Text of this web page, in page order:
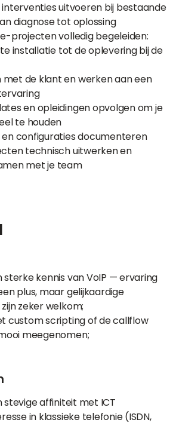
uitvoeren bij bestaande
diagnose tot oplossing
projecten volledig begeleiden:
installatie tot de oplevering bij de
met de klant en werken aan een
en opleidingen opvolgen om je
te houden
en configuraties documenteren
technisch uitwerken en
met je team
sterke kennis van VoIP — ervaring
plus, maar gelijkaardige
zeker welkom;
custom scripting of de callflow
meegenomen;
stevige affiniteit met ICT
in klassieke telefonie (ISDN,